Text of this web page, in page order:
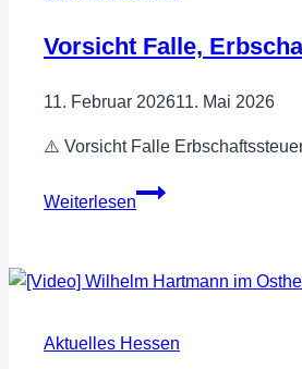
den
Bundesausschuss
anschließen!
Vorsicht Falle,
11. Februar 202611. Mai 2026
⚠️ Vorsicht Falle
Weiterlesen
Vorsicht
Aktuelles Hessen